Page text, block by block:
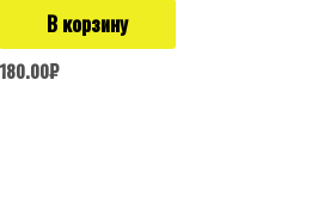
В корзину
180.00₽